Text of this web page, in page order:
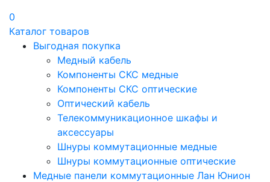
0
Каталог товаров
Выгодная покупка
Медный кабель
Компоненты СКС медные
Компоненты СКС оптические
Оптический кабель
Телекоммуникационное шкафы и
аксессуары
Шнуры коммутационные медные
Шнуры коммутационные оптические
Медные панели коммутационные Лан Юнион